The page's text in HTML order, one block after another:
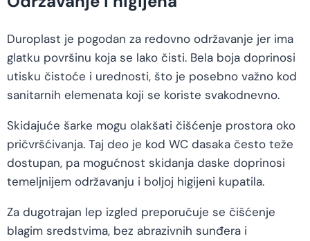
Duroplast je pogodan za redovno održavanje jer ima
glatku površinu koja se lako čisti. Bela boja doprinosi
utisku čistoće i urednosti, što je posebno važno kod
sanitarnih elemenata koji se koriste svakodnevno.
Skidajuće šarke mogu olakšati čišćenje prostora oko
pričvršćivanja. Taj deo je kod WC dasaka često teže
dostupan, pa mogućnost skidanja daske doprinosi
temeljnijem održavanju i boljoj higijeni kupatila.
Za dugotrajan lep izgled preporučuje se čišćenje
blagim sredstvima, bez abrazivnih sunđera i